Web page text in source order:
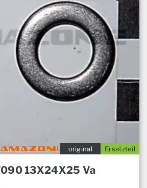
Ersatzteil
original
13X24X25 Va